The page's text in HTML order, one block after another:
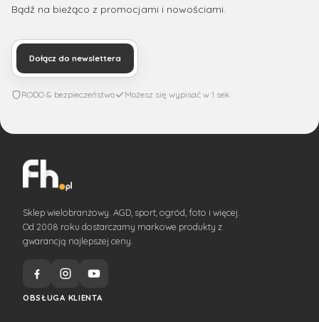
Bądź na bieżąco z promocjami i nowościami.
Dołącz do newslettera
RODO & bezpieczeństwo Możesz się wypisać w 1 sek
Sklep wielobranżowy. AGD, sport, ogród, foto i więcej.
Od 2008 roku dostarczamy markowe produkty z
gwarancją najlepszej ceny.
OBSŁUGA KLIENTA